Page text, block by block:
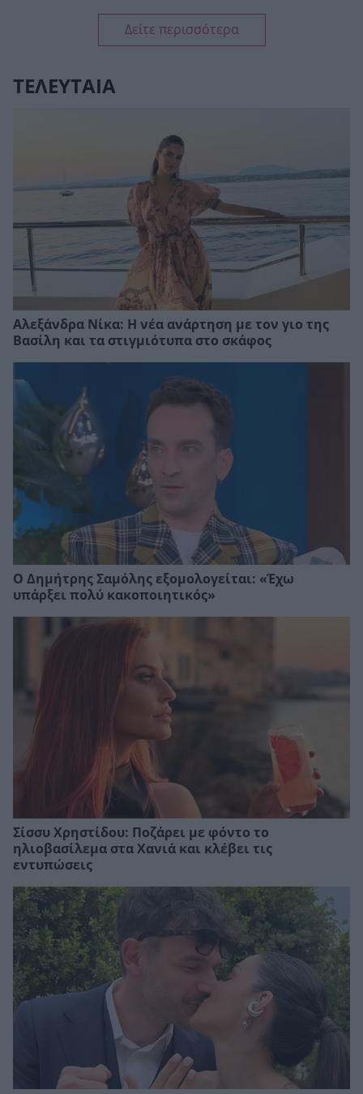
Δείτε περισσότερα
ΤΕΛΕΥΤΑΙΑ
Αλεξάνδρα Νίκα: Η νέα ανάρτηση με τον γιο της
Βασίλη και τα στιγμιότυπα στο σκάφος
Ο Δημήτρης Σαμόλης εξομολογείται: «Έχω
υπάρξει πολύ κακοποιητικός»
Σίσσυ Χρηστίδου: Ποζάρει με φόντο το
ηλιοβασίλεμα στα Χανιά και κλέβει τις
εντυπώσεις